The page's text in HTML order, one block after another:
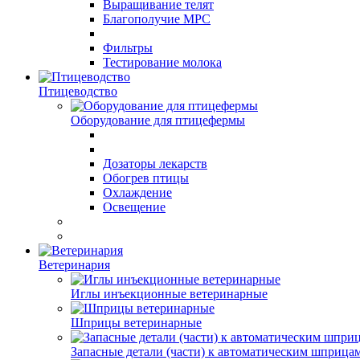
Выращивание телят
Благополучие МРС
Фильтры
Тестирование молока
Птицеводство
Оборудование для птицефермы
Дозаторы лекарств
Обогрев птицы
Охлаждение
Освещение
Ветеринария
Иглы инъекционные ветеринарные
Шприцы ветеринарные
Запасные детали (части) к автоматическим